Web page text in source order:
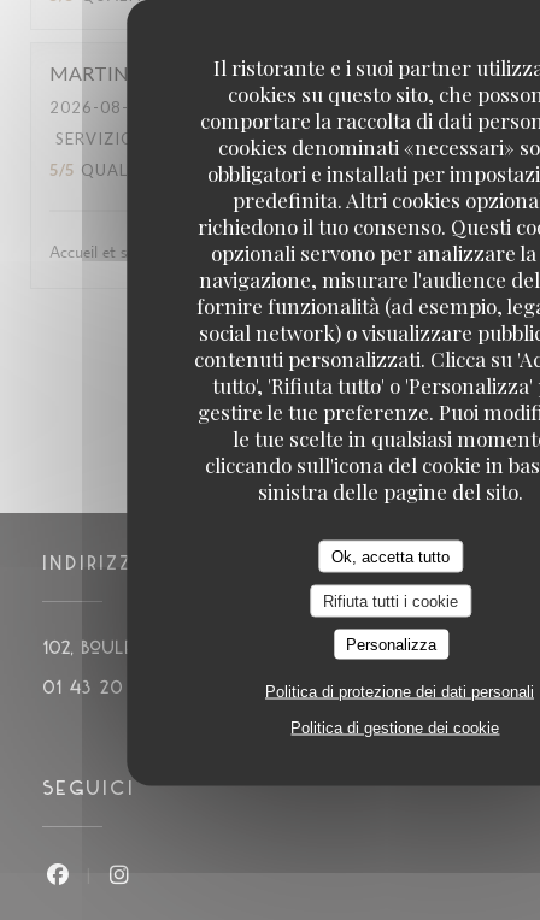
Il ristorante e i suoi partner
cookies su questo sito, che
comportare la raccolta di dati
cookies denominati «necessari»
obbligatori e installati per
predefinita. Altri cookies
richiedono il tuo consenso. Questi
opzionali servono per analizzare
navigazione, misurare l'audience
fornire funzionalità (ad esempio,
social network) o visualizzare
contenuti personalizzati. Clicca su
tutto', 'Rifiuta tutto' o 'Personalizza'
gestire le tue preferenze. Puoi
le tue scelte in qualsiasi
cliccando sull'icona del cookie in
sinistra delle pagine del sito.
Ok, accetta tutto
Rifiuta tutti i cookie
Personalizza
Politica di protezione dei dati personali
Politica di gestione dei cookie
MARTINA
2026-08-05
- 12:15 - OSPITI 3
SERVIZIO
ATMOSFERA 5 CUCINA
5/5 QUALITÀ / PREZZO: 5/5
Accueil et serveur super ! Humour. Excellente cuisine. 👌😆😄
1 2 3
INDIRIZZO
102, boulevard de Montparnasse 75014 PARIS((apre una
01 43 20 14 20
SEGUICI